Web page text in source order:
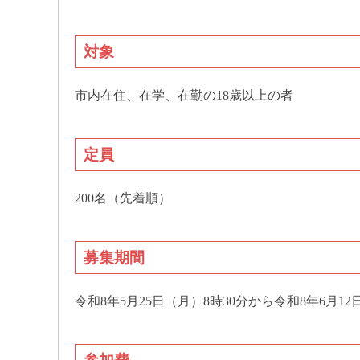
対象
市内在住、在学、在勤の18歳以上の者
定員
200名（先着順）
募集期間
令和8年5月25日（月）8時30分から令和8年6月12